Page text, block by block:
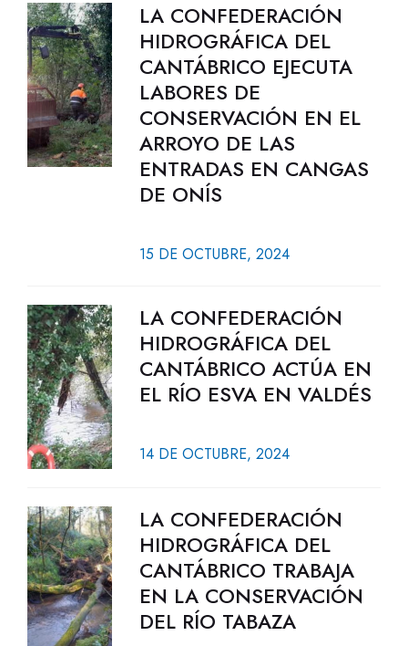
LA CONFEDERACIÓN
HIDROGRÁFICA DEL
CANTÁBRICO EJECUTA
LABORES DE
CONSERVACIÓN EN EL
ARROYO DE LAS
ENTRADAS EN CANGAS
DE ONÍS
15 DE OCTUBRE, 2024
LA CONFEDERACIÓN
HIDROGRÁFICA DEL
CANTÁBRICO ACTÚA EN
EL RÍO ESVA EN VALDÉS
14 DE OCTUBRE, 2024
LA CONFEDERACIÓN
HIDROGRÁFICA DEL
CANTÁBRICO TRABAJA
EN LA CONSERVACIÓN
DEL RÍO TABAZA